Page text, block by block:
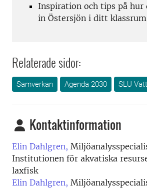
Inspiration och tips på hur
in Östersjön i ditt
Relaterade sidor:
Samverkan Agenda 2030 SLU
Kontaktinformation
Elin Dahlgren,
Institutionen för akvatiska
laxfisk
Elin Dahlgren,